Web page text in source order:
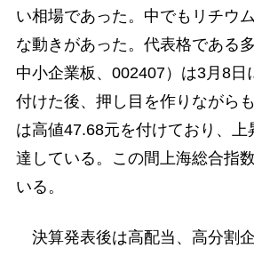
い相場であった。中でもリチウ
な動きがあった。代表格である
中小企業板、002407）は3月8日
付けた後、押し目を作りながら
は高値47.68元を付けており、上
達している。この間上海総合指
いる。
決算発表後は高配当、高分割